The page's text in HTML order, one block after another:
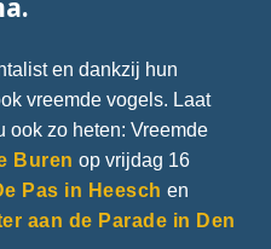
en dankzij hun
vreemde vogels. Laat
ook zo heten: Vreemde
Buren op vrijdag 16
Pas in Heesch en
aan de Parade in Den